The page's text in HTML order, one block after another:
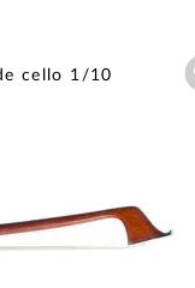
cello 1/10